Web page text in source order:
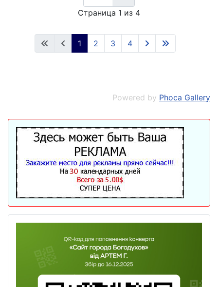
Страница 1 из 4
1 2 3 4
Powered by Phoca Gallery